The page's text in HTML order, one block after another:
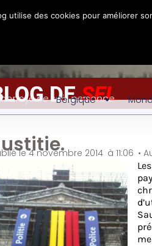
DESEL
je ne suis personne
Belgique
le4 novembre 2014 à 11:06 •
utilise des cookies pour améliorer